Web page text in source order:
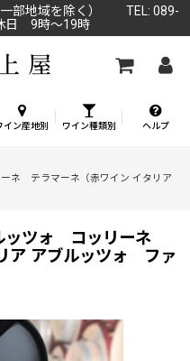
一部地域を除く） TEL: 089-
日 9時～19時
イン産地別 ワイン種類別 ヘルプ
ネ テラマーネ（赤ワイン イタリア
ッツォ コッリーネ
ア アブルッツォ ファ